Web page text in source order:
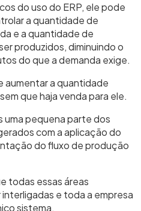
do uso do ERP, ele pode
a quantidade de
e a quantidade de
produzidos, diminuindo o
do que a demanda exige.
aumentar a quantidade
que haja venda para ele.
uma pequena parte dos
com a aplicação do
do fluxo de produção
todas essas áreas
e toda a empresa
sistema.